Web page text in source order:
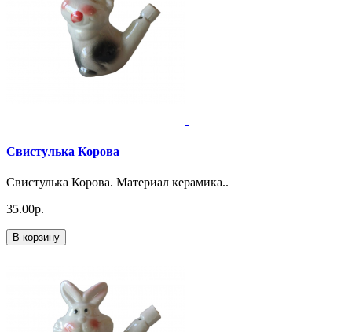
Свистулька Корова
Свистулька Корова. Материал керамика..
35.00р.
В корзину